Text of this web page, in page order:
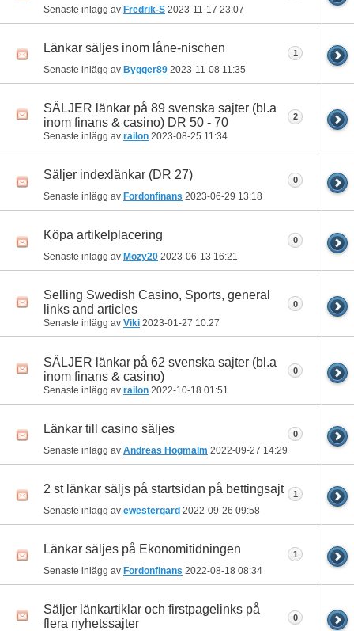
Senaste inlägg av Fredrik-S 2023-11-17 23:07
Länkar säljes inom låne-nischen
Senaste inlägg av Bygger89 2023-11-08 11:35
1
SÄLJER länkar på 89 svenska sajter (bl.a
inom finans & casino) DR 50 - 70
Senaste inlägg av railon 2023-08-25 11:34
2
Säljer indexlänkar (DR 27)
Senaste inlägg av Fordonfinans 2023-06-29 13:18
0
Köpa artikelplacering
Senaste inlägg av Mozy20 2023-06-13 16:21
0
Selling Swedish Casino, Sports, general
links and articles
Senaste inlägg av Viki 2023-01-27 10:27
0
SÄLJER länkar på 62 svenska sajter (bl.a
inom finans & casino)
Senaste inlägg av railon 2022-10-18 01:51
0
Länkar till casino säljes
Senaste inlägg av Andreas Hogmalm 2022-09-27 14:29
0
2 st länkar säljs på startsidan på bettingsajt
Senaste inlägg av ewestergard 2022-09-26 09:58
1
Länkar säljes på Ekonomitidningen
Senaste inlägg av Fordonfinans 2022-08-18 08:34
1
Säljer länkartiklar och firstpagelinks på
flera nyhetssajter
0